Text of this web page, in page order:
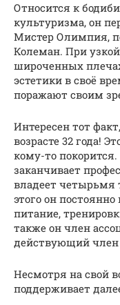
Относится к
культуризма, он
Мистер Олимпия,
Колеман. При
широченных
эстетики в своё
поражают своим
Интересен тот
возрасте 32 года!
кому-то покорится.
заканчивает
владеет
этого он
питание,
также он член
действующий член
Несмотря на свой
поддерживает